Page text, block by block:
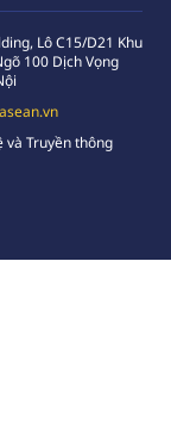
Lô C15/D21 Khu
100 Dịch Vọng
và Truyền thông